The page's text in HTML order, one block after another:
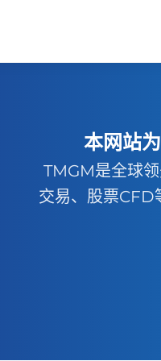
本网站
TMGM是全球
交易、股票CFD